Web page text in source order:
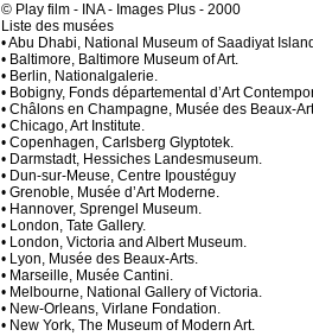
© Play film - INA - Images Plus - 2000
Liste des musées
• Abu Dhabi, National Museum of Saadiyat
• Baltimore, Baltimore Museum of Art.
• Berlin, Nationalgalerie.
• Bobigny, Fonds départemental d’Art
• Châlons en Champagne, Musée des Beaux-
• Chicago, Art Institute.
• Copenhagen, Carlsberg Glyptotek.
• Darmstadt, Hessiches Landesmuseum.
• Dun-sur-Meuse, Centre Ipoustéguy
• Grenoble, Musée d’Art Moderne.
• Hannover, Sprengel Museum.
• London, Tate Gallery.
• London, Victoria and Albert Museum.
• Lyon, Musée des Beaux-Arts.
• Marseille, Musée Cantini.
• Melbourne, National Gallery of Victoria.
• New-Orleans, Virlane Fondation.
• New York, The Museum of Modern Art.